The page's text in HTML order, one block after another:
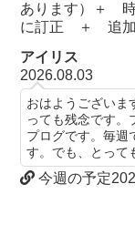
あります）＋
に訂正 ＋ 追加
アイリス
2026.08.03
おはようございま
っても残念です。
プログです。毎週
す。でも、とって
今週の予定